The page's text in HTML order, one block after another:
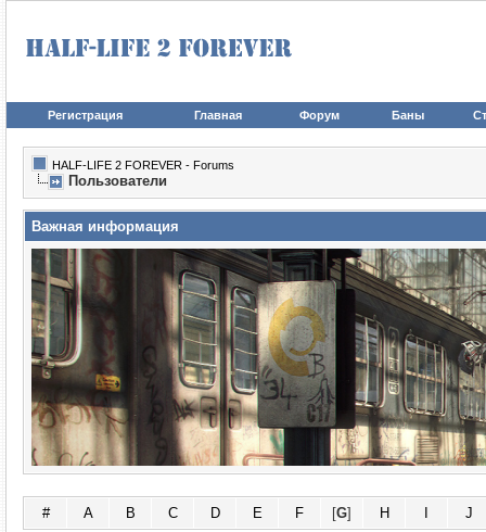
Регистрация Главная Форум Баны
HALF-LIFE 2 FOREVER - Forums
Пользователи
Важная информация
# A B C D E F [G] H J